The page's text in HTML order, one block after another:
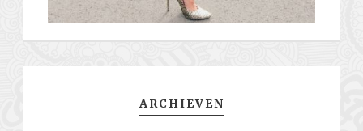
ARCHIEVEN